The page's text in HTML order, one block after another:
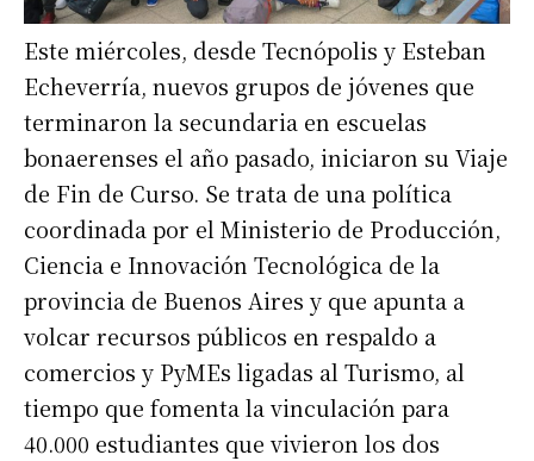
Este miércoles, desde Tecnópolis y Esteban
Echeverría, nuevos grupos de jóvenes que
terminaron la secundaria en escuelas
bonaerenses el año pasado, iniciaron su Viaje
de Fin de Curso. Se trata de una política
coordinada por el Ministerio de Producción,
Ciencia e Innovación Tecnológica de la
provincia de Buenos Aires y que apunta a
volcar recursos públicos en respaldo a
comercios y PyMEs ligadas al Turismo, al
tiempo que fomenta la vinculación para
40.000 estudiantes que vivieron los dos